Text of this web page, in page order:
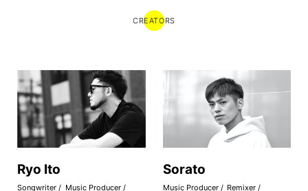
2022.03.28
XPXP《TOKYO SAVAGE featuring
Leon Top》is OUT!
音楽アプリnana X Co-Writing Farmの
CREATORS
Ryo Ito
Songwriter Music Producer
Sorato
Music Producer Remixer